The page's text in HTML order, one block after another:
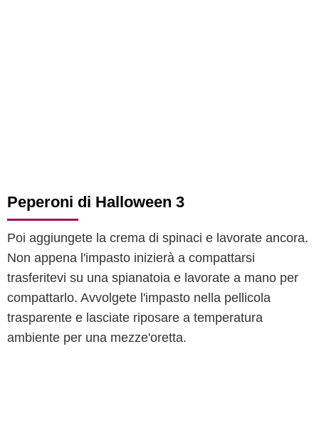
Peperoni di Halloween 3
Poi aggiungete la crema di spinaci e lavorate ancora.
Non appena l'impasto inizierà a compattarsi
trasferitevi su una spianatoia e lavorate a mano per
compattarlo. Avvolgete l'impasto nella pellicola
trasparente e lasciate riposare a temperatura
ambiente per una mezze'oretta.